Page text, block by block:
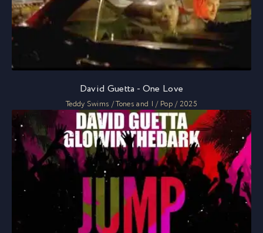
David Guetta - One Love
Teddy Swims / Tones and I / Pop / 2025